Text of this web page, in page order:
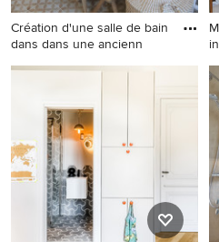
Création d'une salle de bain
dans dans une ancienn
Mittelgroßes Mediterranes